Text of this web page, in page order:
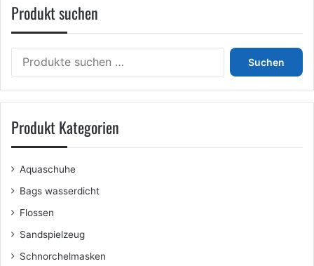
gewählt
werden
Produkt suchen
nach:
Suchen
Produkt Kategorien
Aquaschuhe
Bags wasserdicht
Flossen
Sandspielzeug
Schnorchelmasken